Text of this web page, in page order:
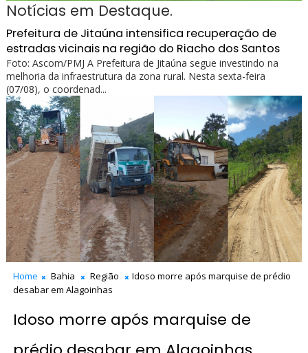
Notícias em Destaque.
Prefeitura de Jitaúna intensifica recuperação de
estradas vicinais na região do Riacho dos Santos
Foto: Ascom/PMJ A Prefeitura de Jitaúna segue investindo na
melhoria da infraestrutura da zona rural. Nesta sexta-feira
(07/08), o coordenad...
Home Bahia Região
Idoso morre após marquise de prédio
desabar em Alagoinhas
Idoso morre após marquise de